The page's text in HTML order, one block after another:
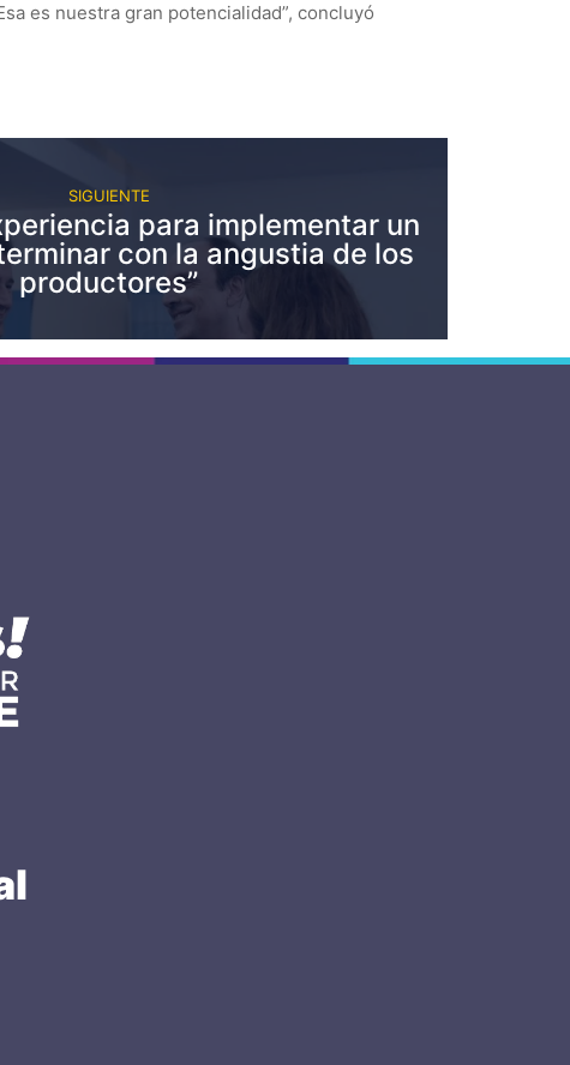
es nuestra gran potencialidad”, concluyó
SIGUIENTE
para implementar un
con la angustia de los
productores”